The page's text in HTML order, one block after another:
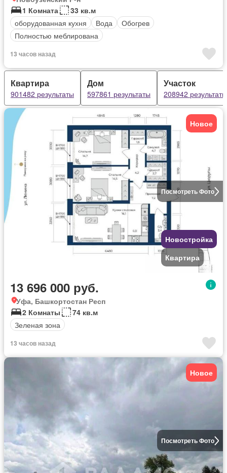
1 Комната
33 кв.м
оборудованная кухня
Вода
Обогрев
Полностью меблирована
13 часов назад
Квартира
901482 результаты
Дом
597861 результаты
Участок
208942 результаты
Посмотреть Фото
Новое
Новостройка
Квартира
13 696 000 руб.
Уфа, Башкортостан Респ
2 Комнаты
74 кв.м
Зеленая зона
13 часов назад
Посмотреть Фото
Новое